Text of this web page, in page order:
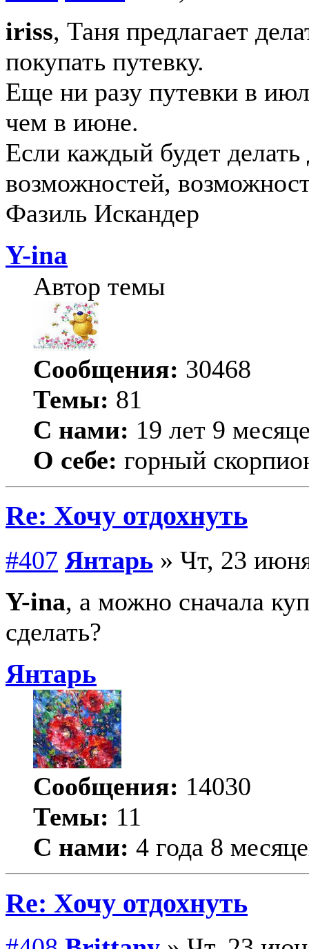
iriss, Таня предлагает
покупать путевку.
Еще ни разу путевки в
чем в июне.
Если каждый будет
возможностей,
Фазиль Искандер
Y-ina
Автор темы
Сообщения: 30468
Темы: 81
С нами: 19 лет 9
О себе: горный
Re: Хочу отдохнуть
#407 Янтарь » Чт, 23
Y-ina, а можно сначала
сделать?
Янтарь
Сообщения: 14030
Темы: 11
С нами: 4 года 8
Re: Хочу отдохнуть